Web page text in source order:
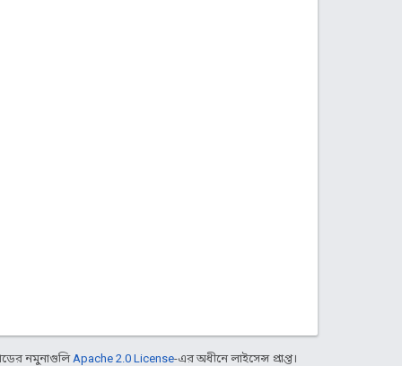
নমুনাগুলি Apache 2.0 License-এর অধীনে লাইসেন্স প্রাপ্ত।